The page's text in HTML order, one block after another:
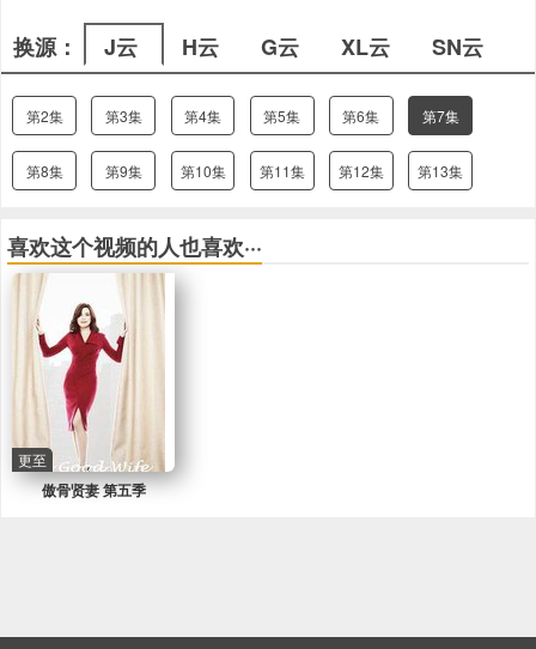
换源： J云 H云 G云 XL云 SN云
第2集 第3集 第4集 第5集 第6集 第7集
第8集 第9集 第10集 第11集 第12集 第13集
喜欢这个视频的人也喜欢···
傲骨贤妻 第五季
更至